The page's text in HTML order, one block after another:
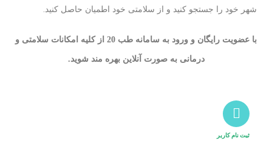
شهر خود را جستجو کنید و از سلامتی خود اطمیان حاصل کنید.
با عضویت رایگان و ورود به سامانه طب 20 از کلیه امکانات سلامتی و
درمانی به صورت آنلاین بهره مند شوید.
ثبت نام کاربر